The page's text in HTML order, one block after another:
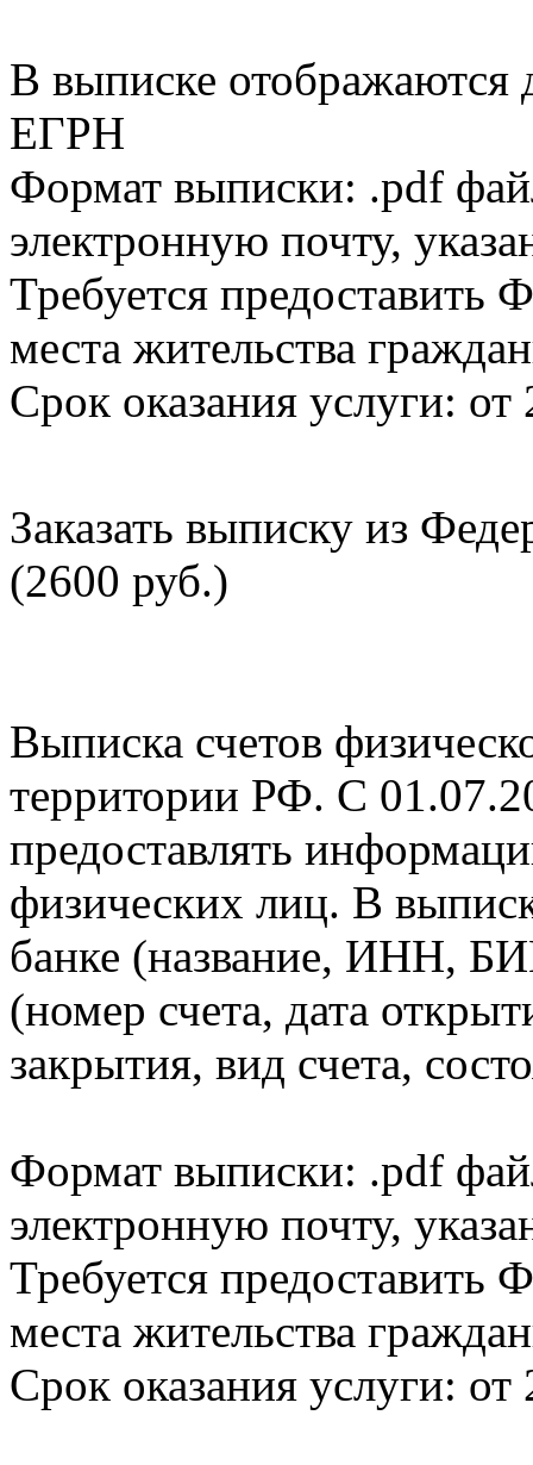
В выписке
ЕГРН
Формат выписки: .pdf
электронную почту,
Требуется
места жительства
Срок оказания услуги: от
Заказать выписку из
(2600 руб.)
Выписка счетов
территории РФ. С
предоставлять
физических лиц. В
банке (название, ИНН,
(номер счета, дата
закрытия, вид счета,
Формат выписки: .pdf
электронную почту,
Требуется
места жительства
Срок оказания услуги: от